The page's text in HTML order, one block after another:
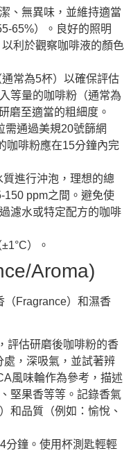
、無異味，並維持適當
65%）。良好的照明
利於觀察咖啡液的顏色
常為5杯）以確保評估
等量的咖啡粉（通常為
磨至適當的粗細度。
需通過美規20號篩網
咖啡粉應在15分鐘內完
進行沖泡，理想的總
150 ppm之間。避免使
濾水或特定配方的咖啡
）。
Aroma)
（Fragrance）和濕香
評估研磨後咖啡粉的香
，深吸氣，並試著辨
風味輪作為參考，描述
堅果香等等。記錄香氣
和品質（例如：愉悅、
分鐘。使用杯測匙輕輕